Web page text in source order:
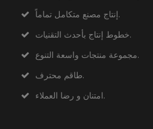
إنتاج مصنع متكامل تماماً.
خطوط إنتاج بأحدث التقنيات.
مجموعة منتجات واسعة التنوع.
طاقم محترف.
امتنان و رضا العملاء.